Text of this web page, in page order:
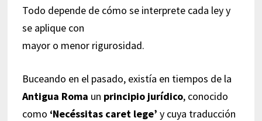
Todo depende de cómo se interprete cada ley y
se aplique con
mayor o menor rigurosidad.
Buceando en el pasado, existía en tiempos de la
Antigua Roma un principio jurídico, conocido
como ‘Necéssitas caret lege’ y cuya traducción